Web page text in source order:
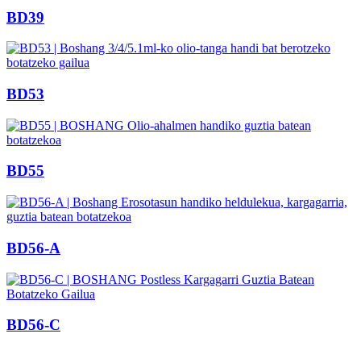
BD39
BD53
BD55
BD56-A
BD56-C